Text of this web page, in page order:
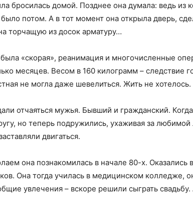
бросилась домой. Позднее она думала: ведь из
потом. А в тот момент она открыла дверь,
торчащую из досок арматуру…
«скорая», реанимация и многочисленные
месяцев. Весом в 160 килограмм – следствие
не могла даже шевелиться. Жить не хотелось.
отчаяться мужья. Бывший и гражданский.
но теперь подружились, ухаживая за
двигаться.
она познакомилась в начале 80-х. Оказались
Она тогда училась в медицинском колледже,
увлечения – вскоре решили сыграть